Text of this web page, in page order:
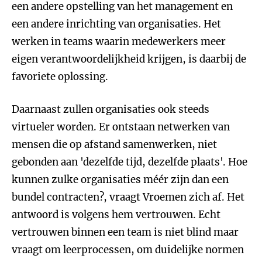
een andere opstelling van het management en
een andere inrichting van organisaties. Het
werken in teams waarin medewerkers meer
eigen verantwoordelijkheid krijgen, is daarbij de
favoriete oplossing.
Daarnaast zullen organisaties ook steeds
virtueler worden. Er ontstaan netwerken van
mensen die op afstand samenwerken, niet
gebonden aan 'dezelfde tijd, dezelfde plaats'. Hoe
kunnen zulke organisaties méér zijn dan een
bundel contracten?, vraagt Vroemen zich af. Het
antwoord is volgens hem vertrouwen. Echt
vertrouwen binnen een team is niet blind maar
vraagt om leerprocessen, om duidelijke normen